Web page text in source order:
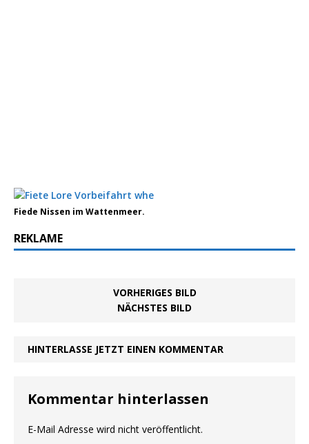
Fiede Nissen im Wattenmeer.
REKLAME
VORHERIGES BILD
NÄCHSTES BILD
HINTERLASSE JETZT EINEN KOMMENTAR
Kommentar hinterlassen
E-Mail Adresse wird nicht veröffentlicht.